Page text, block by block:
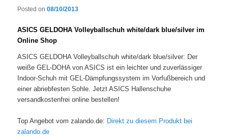
Posted on08/10/2013
ASICS GELDOHA Volleyballschuh white/dark blue/silver im
Online Shop
ASICS GELDOHA Volleyballschuh white/dark blue/silver: Der
weiße GEL-DOHA von ASICS ist ein leichter und zuverlässiger
Indoor-Schuh mit GEL-Dämpfungssystem im Vorfußbereich und
einer abriebfesten Sohle. Jetzt ASICS Hallenschuhe
versandkostenfrei online bestellen!
Top Angebot vom zalando.de: Direkt zu diesem Produkt bei
zalando.de